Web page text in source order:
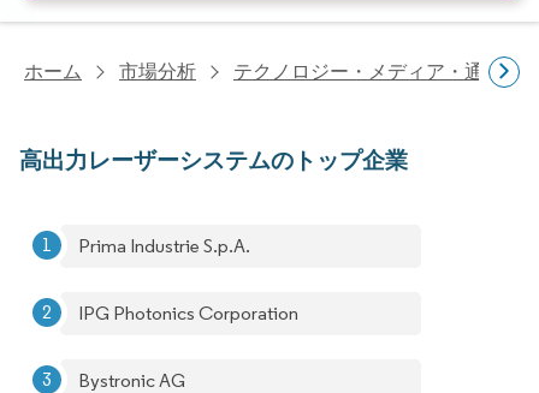
ホーム 市場分析 テクノロジー・メディア・通信研
高出力レーザーシステムのトップ企業
Prima Industrie S.p.A.
IPG Photonics Corporation
Bystronic AG